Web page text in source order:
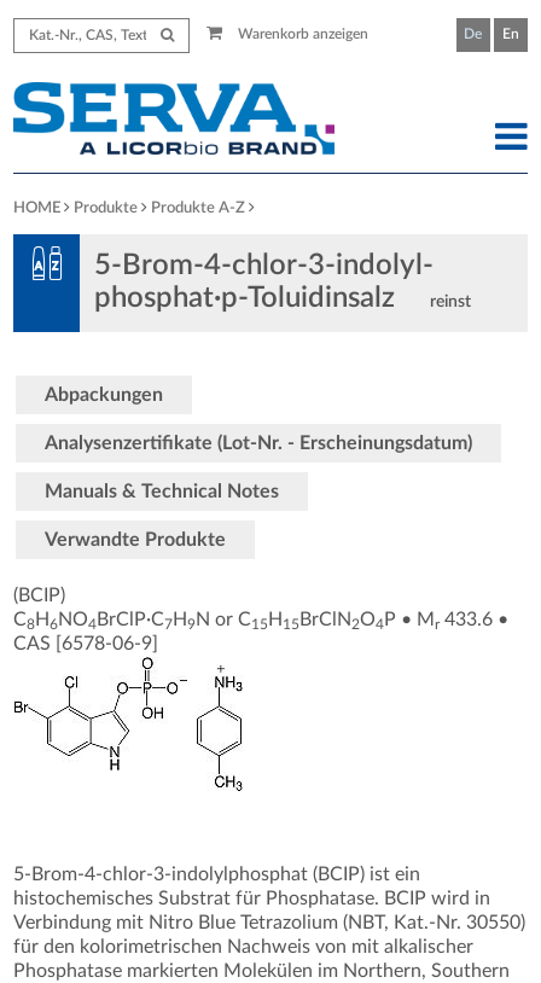
Warenkorb anzeigen De En
HOME Produkte Produkte A-Z
5-Brom-4-chlor-3-indolyl-
phosphat·p-Toluidinsalz
reinst
Abpackungen
Analysenzertifikate (Lot-Nr. - Erscheinungsdatum)
Manuals & Technical Notes
Verwandte Produkte
(BCIP)
C8 H6NO4 BrClP·C7 H9N or C15 H 15 BrClN 2O4 P • Mr433.6 •
CAS [6578-06-9
5-Brom-4-chlor-3-indolylphosphat (BCIP) ist ein
histochemisches Substrat für Phosphatase. BCIP wird in
Verbindung mit Nitro Blue Tetrazolium (NBT, Kat.-Nr. 30550)
für den kolorimetrischen Nachweis von mit alkalischer
Phosphatase markierten Molekülen im Northern, Southern